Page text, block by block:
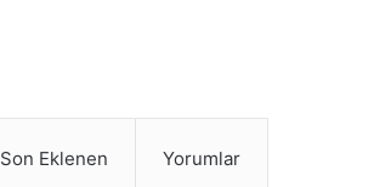
Son Eklenen Yorumlar